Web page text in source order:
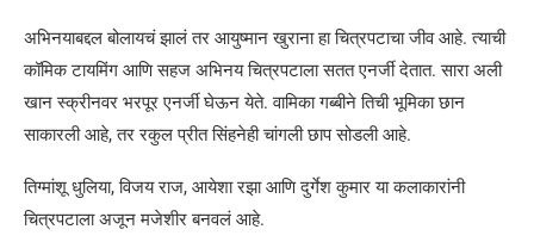
अभिनयाबद्दल बोलायचं झालं तर आयुष्मान खुराना हा चित्रपटाचा जीव आहे. त्याची
कॉमिक टायमिंग आणि सहज अभिनय चित्रपटाला सतत एनर्जी देतात. सारा अली
खान स्क्रीनवर भरपूर एनर्जी घेऊन येते. वामिका गब्बीने तिची भूमिका छान
साकारली आहे, तर रकुल प्रीत सिंहनेही चांगली छाप सोडली आहे.
तिग्मांशू धुलिया, विजय राज, आयेशा रझा आणि दुर्गेश कुमार या कलाकारांनी
चित्रपटाला अजून मजेशीर बनवलं आहे.